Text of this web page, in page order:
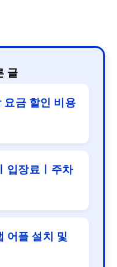
글
요금 할인 비용
입장료ㅣ주차
어플 설치 및